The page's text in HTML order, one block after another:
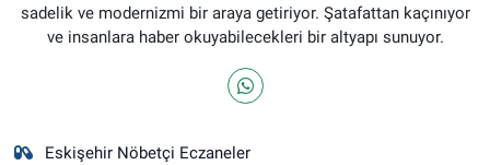
sadelik ve modernizmi bir araya getiriyor. Şatafattan kaçınıyor
ve insanlara haber okuyabilecekleri bir altyapı sunuyor.
Eskişehir Nöbetçi Eczaneler